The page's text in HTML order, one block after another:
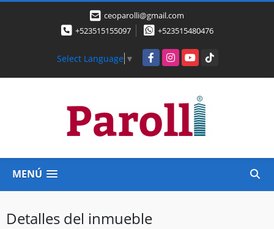
ceoparolli@gmail.com
+523515155097
+523515480476
Select Language ▼ FacebookInstagramYouTubeTikTok
MENÚ
Detalles del inmueble